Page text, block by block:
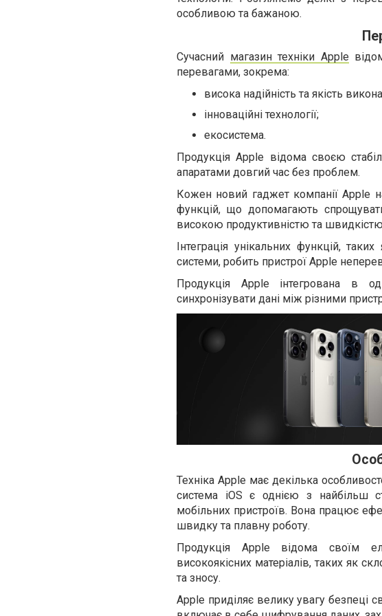
особливою та бажаною.
Сучасний магазин техніки Apple
перевагами, зокрема:
висока надійність та якість
інноваційні технології;
екосистема.
Продукція Apple відома своєю
апаратами довгий час без проблем.
Кожен новий гаджет компанії Apple
функцій, що допомагають
високою продуктивністю та
Інтеграція унікальних функцій,
системи, робить пристрої Apple
Продукція Apple інтегрована в
синхронізувати дані між різними
Техніка Apple має декілька
система iOS є однією з найбільш
мобільних пристроїв. Вона працює
швидку та плавну роботу.
Продукція Apple відома своїм
високоякісних матеріалів, таких як
та зносу.
Apple приділяє велику увагу безпеці